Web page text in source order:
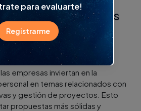
para aprovechar las
formación continua
empresas inviertan en la
en temas relacionados con
y gestión de proyectos. Esto
propuestas más sólidas y
para evaluarte!
Registrarme